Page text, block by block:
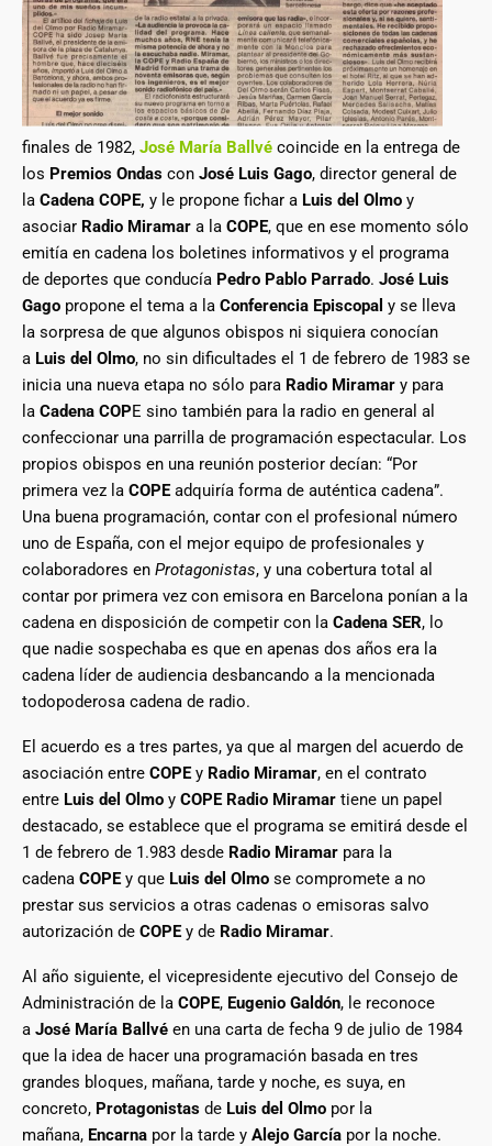
finales de 1982, José María Ballvé coincide en la entrega de
los Premios Ondas con José Luis Gago, director general de
la Cadena COPE, y le propone fichar a Luis del Olmo y
asociar Radio Miramar a la COPE, que en ese momento sólo
emitía en cadena los boletines informativos y el programa
de deportes que conducía Pedro Pablo Parrado. José Luis
Gago propone el tema a la Conferencia Episcopal y se lleva
la sorpresa de que algunos obispos ni siquiera conocían
a Luis del Olmo, no sin dificultades el 1 de febrero de 1983 se
inicia una nueva etapa no sólo para Radio Miramar y para
la Cadena COPE sino también para la radio en general al
confeccionar una parrilla de programación espectacular. Los
propios obispos en una reunión posterior decían: “Por
primera vez la COPEadquiría forma de auténtica cadena”.
Una buena programación, contar con el profesional número
uno de España, con el mejor equipo de profesionales y
colaboradores en Protagonistas, y una cobertura total al
contar por primera vez con emisora en Barcelona ponían a la
cadena en disposición de competir con la Cadena SER, lo
que nadie sospechaba es que en apenas dos años era la
cadena líder de audiencia desbancando a la mencionada
todopoderosa cadena de radio.
El acuerdo es a tres partes, ya que al margen del acuerdo de
asociación entre COPEy Radio Miramar, en el contrato
entre Luis del Olmo y COPE Radio Miramar tiene un papel
destacado, se establece que el programa se emitirá desde el
1 de febrero de 1.983 desde Radio Miramar para la
cadena COPEy que Luis del Olmo se compromete a no
prestar sus servicios a otras cadenas o emisoras salvo
autorización de COPEy de Radio Miramar.
Al año siguiente, el vicepresidente ejecutivo del Consejo de
Administración de la COPE, Eugenio Galdón, le reconoce
a José María Ballvé en una carta de fecha 9 de julio de 1984
que la idea de hacer una programación basada en tres
grandes bloques, mañana, tarde y noche, es suya, en
concreto, Protagonistas de Luis del Olmo por la
mañana, Encarna por la tarde y Alejo García por la noche.